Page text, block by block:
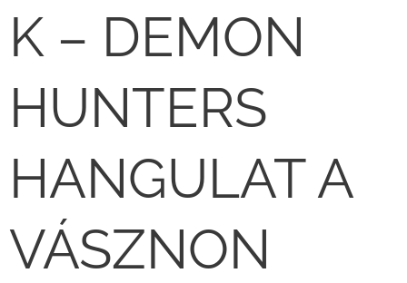
K – DEMON
HUNTERS
HANGULAT A
VÁSZNON 🔥